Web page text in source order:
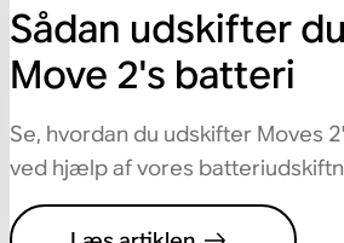
Sådan udskifter
Move 2's batteri
Se, hvordan du udskifter Moves
ved hjælp af vores